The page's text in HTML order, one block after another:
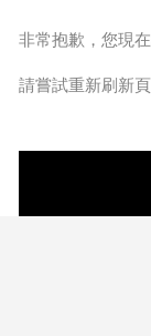
非常抱歉，您現
請嘗試重新刷新